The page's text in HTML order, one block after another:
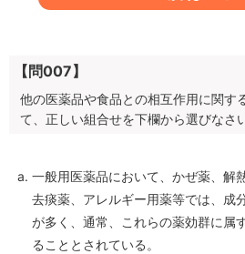
【問007】
他の医薬品や食品との相互作用に関す
て、正しい組合せを下欄から選びなさい
一般用医薬品において、かぜ薬、解
去痰薬、アレルギー用薬等では、成
が多く、通常、これらの薬効群に属
ることとされている。